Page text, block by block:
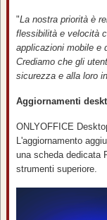
"La nostra priorità è
flessibilità e velocità
applicazioni mobile e
Crediamo che gli
sicurezza e alla loro
Aggiornamenti
ONLYOFFICE
L'aggiornamento
una scheda dedicata
strumenti superiore.